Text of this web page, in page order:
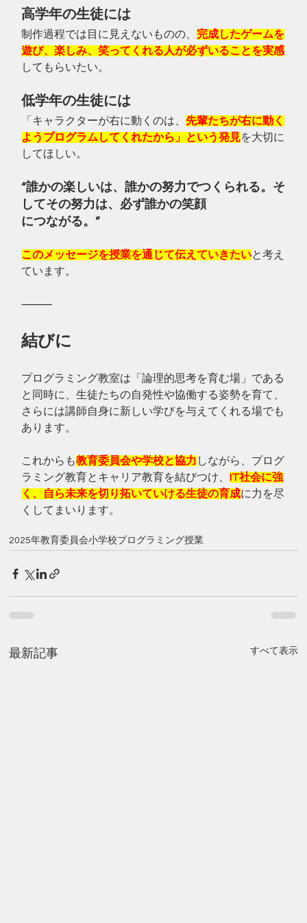
高学年の生徒には
制作過程では目に見えないものの、 完成したゲームを
遊び、楽しみ、笑ってくれる人が必ずいることを実感
してもらいたい。
低学年の生徒には
「キャラクターが右に動くのは、先輩たちが右に動く
ようプログラムしてくれたから」という発見を大切に
してほしい。
“誰かの楽しいは、誰かの努力でつくられる。そ
してその努力は、必ず誰かの笑顔
につながる。”
このメッセージを授業を通じて伝えていきたいと考え
ています。
⸻
結びに
プログラミング教室は「論理的思考を育む場」である
と同時に、生徒たちの自発性や協働する姿勢を育て、
さらには講師自身に新しい学びを与えてくれる場でも
あります。
これからも教育委員会や学校と協力 しながら、プログ
ラミング教育とキャリア教育を結びつけ、 IT社会に強
く、自ら未来を切り拓いていける生徒の育成に力を尽
くしてまいります。
2025年教育委員会小学校プログラミング授業
最新記事 すべて表示